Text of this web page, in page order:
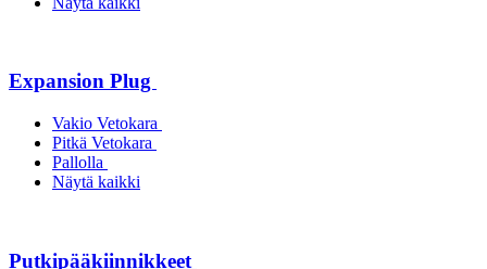
Expansion Plug
Vakio Vetokara
Pitkä Vetokara
Pallolla
Näytä kaikki
Putkipääkiinnikkeet